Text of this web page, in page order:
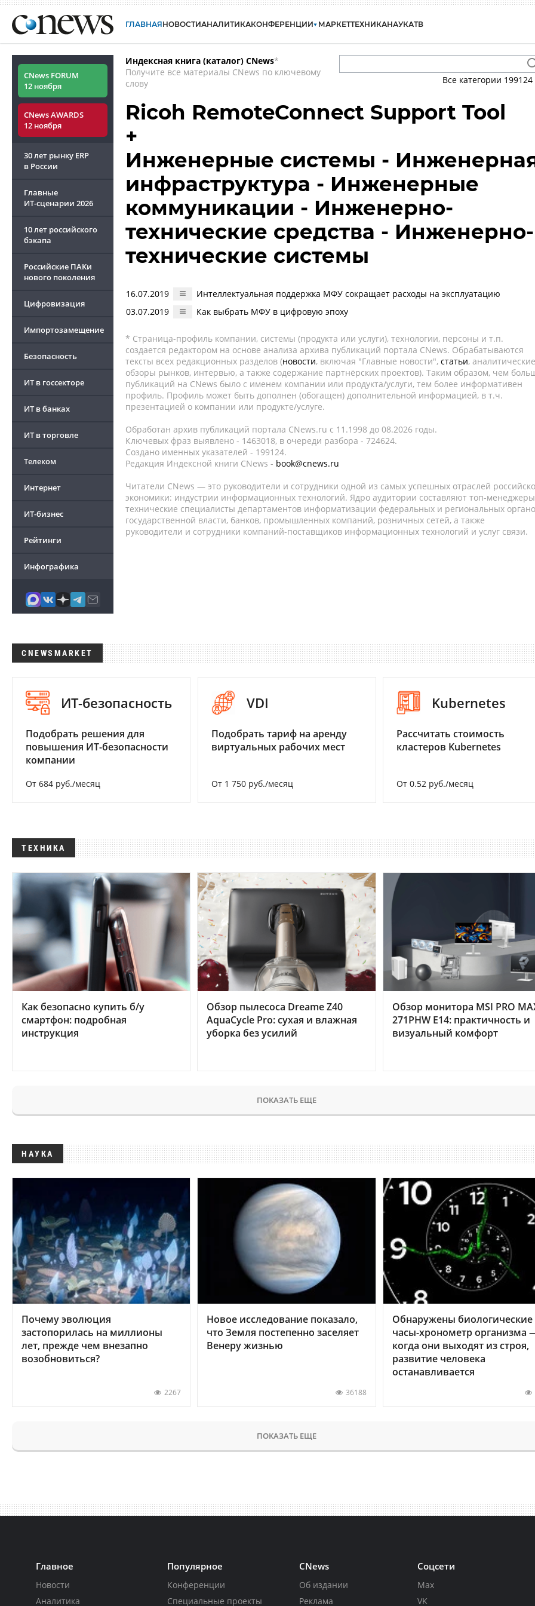
ГЛАВНАЯНОВОСТИАНАЛИТИКАКОНФЕРЕНЦИИ МАРКЕТТЕХНИКАНАУКАТВ
CNews FORUM
12 ноября
CNews AWARDS
12 ноября
30 лет рынку ERP
в России
Главные
ИТ-сценарии 2026
10 лет российского
бэкапа
Российские ПАКи
нового поколения
Цифровизация
Импортозамещение
Безопасность
ИТ в госсекторе
ИТ в банках
ИТ в торговле
Телеком
Интернет
ИТ-бизнес
Рейтинги
Инфографика
Индексная книга (каталог) CNews*
Получите все материалы CNews по ключевому
слову
Все категории 199124
Ricoh RemoteConnect Support Tool
+
Инженерные системы -
инфраструктура - Инженерные
коммуникации - Инженерно-
технические средства - Инженерно-
технические системы
16.07.2019
Интеллектуальная поддержка МФУ сокращает расходы на эксплуатацию
03.07.2019
Как выбрать МФУ в цифровую эпоху
* Страница-профиль компании, системы (продукта или услуги), технологии, персоны и т.п.
создается редактором на основе анализа архива публикаций портала CNews. Обрабатываются
тексты всех редакционных разделов (новости, включая "Главные новости", статьи, аналитические
обзоры рынков, интервью, а также содержание партнёрских проектов). Таким образом, чем
публикаций на CNews было с именем компании или продукта/услуги, тем более информативен
профиль. Профиль может быть дополнен (обогащен) дополнительной информацией, в т.ч.
презентацией о компании или продукте/услуге.
Обработан архив публикаций портала CNews.ru c 11.1998 до 08.2026 годы.
Ключевых фраз выявлено - 1463018, в очереди разбора - 724624.
Создано именных указателей - 199124.
Редакция Индексной книги CNews - book@cnews.ru
Читатели CNews — это руководители и сотрудники одной из самых успешных отраслей
экономики: индустрии информационных технологий. Ядро аудитории составляют топ-
технические специалисты департаментов информатизации федеральных и региональных
государственной власти, банков, промышленных компаний, розничных сетей, а также
руководители и сотрудники компаний-поставщиков информационных технологий и услуг связи.
CNEWSMARKET
ИТ-безопасность
Подобрать решения для
повышения ИТ-безопасности
компании
От 684 руб./месяц
VDI
Подобрать тариф на аренду
виртуальных рабочих мест
От 1 750 руб./месяц
Kubernetes
Рассчитать стоимость
кластеров Kubernetes
От 0.52 руб./месяц
ТЕХНИКА
Как безопасно купить б/у
смартфон: подробная
инструкция
Обзор пылесоса Dreame Z40
AquaCycle Pro: сухая и влажная
уборка без усилий
Обзор монитора MSI PRO
271PHW E14: практичность и
визуальный комфорт
ПОКАЗАТЬ ЕЩЕ
НАУКА
Почему эволюция
застопорилась на миллионы
лет, прежде чем внезапно
возобновиться?
2267
Новое исследование показало,
что Земля постепенно заселяет
Венеру жизнью
36188
Обнаружены биологические
часы-хронометр организма
когда они выходят из строя,
развитие человека
останавливается
ПОКАЗАТЬ ЕЩЕ
Главное
Новости
Аналитика
Популярное
Конференции
Специальные проекты
CNews
Об издании
Реклама
Соцсети
Max
VK